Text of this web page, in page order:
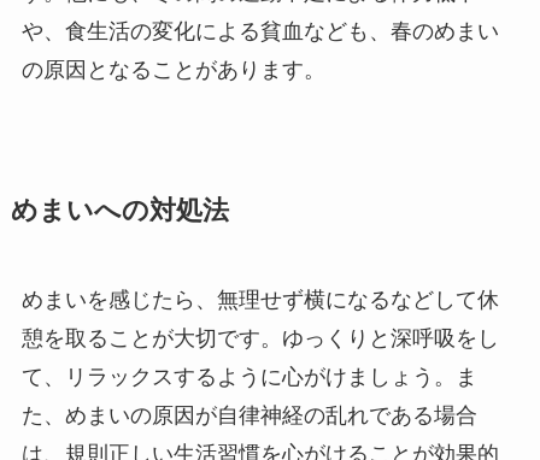
や、食生活の変化による貧血なども、春のめまい
の原因となることがあります。
めまいへの対処法
めまいを感じたら、無理せず横になるなどして休
憩を取ることが大切です。ゆっくりと深呼吸をし
て、リラックスするように心がけましょう。ま
た、めまいの原因が自律神経の乱れである場合
は、規則正しい生活習慣を心がけることが効果的